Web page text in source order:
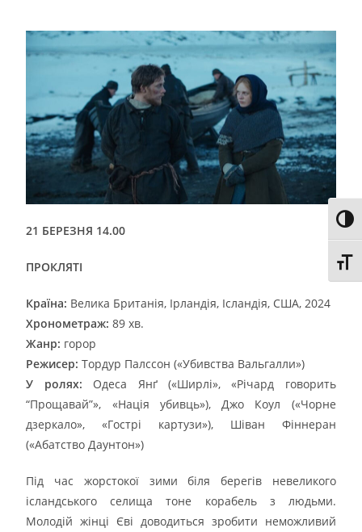
21 БЕРЕЗНЯ 14.00
ПРОКЛЯТІ
Країна: Велика Британія, Ірландія, Ісландія, США, 2024
Хронометраж: 89 хв.
Жанр: горор
Режисер: Тордур Палссон («Убивства Вальгалли»)
У ролях: Одеса Янґ («Ширлі», «Річард говорить
“Прощавай”», «Нація убивць»), Джо Коул («Чорне
дзеркало», «Гострі картузи»), Шіван Фіннеран
(«Абатство Даунтон»)
Під час жорстокої зими біля берегів невеликого
ісландського селища тоне корабель з людьми.
Молодій жінці Єві доводиться зробити неможливий